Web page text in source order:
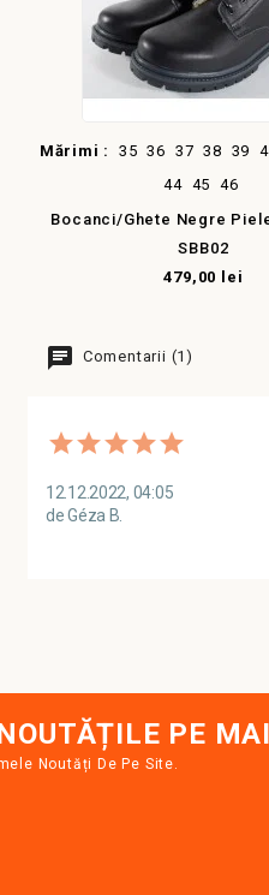
Mărimi : 35 36 37 38 39
44 45 46
Bocanci/Ghete Negre
SBB02
479,00 lei
Comentarii (1)
12.12.2022, 04:05
de Géza B.
PE
Noutăți De Pe Site.